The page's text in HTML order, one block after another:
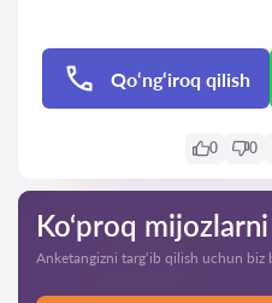
Qo‘ng‘iroq qilish
0 0
Ko‘proq
Anketangizni targ‘ib qilish uchun biz